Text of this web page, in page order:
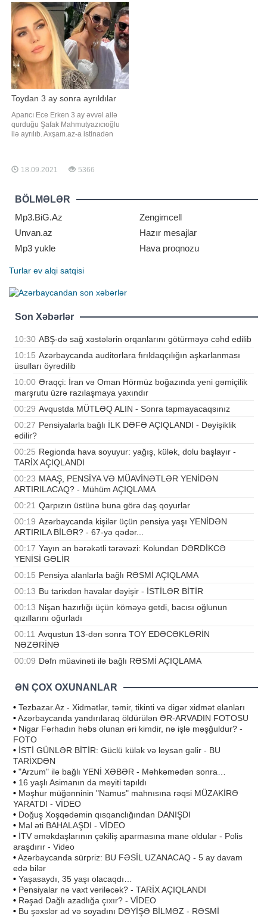
aşkarlanıb. Müalicəsi davam
etdirilir. Süni koma vəziyyətində
saxlanılır"
Toydan 3 ay sonra ayrıldılar
Aparıcı Ece Erken 3 ay əvvəl ailə
qurduğu Şafak Mahmutyazıcıoğlu
ilə ayrılıb. Axşam.az-a istinadən
dəyişdirib. İyunda vəkil sevgilisi ilə
bu addım
18.09.2021 5366
BÖLMƏLƏR
Mp3.BiG.Az
Zengimcell
Unvan.az
Hazır mesajlar
Mp3 yukle
Hava proqnozu
Turlar ev alqi satqisi
Son Xəbərlər
10:30 ABŞ-də sağ xəstələrin orqanlarını götürməyə cəhd edilib
10:15 Azərbaycanda auditorlara fırıldaqçılığın aşkarlanması
üsulları öyrədilib
10:00 Əraqçi: İran və Oman Hörmüz boğazında yeni gəmiçilik
marşrutu üzrə razılaşmaya yaxındır
00:29 Avqustda MÜTLƏQ ALIN - Sonra tapmayacaqsınız
00:27 Pensiyalarla bağlı İLK DƏFƏ AÇIQLANDI - Dəyişiklik
edilir?
00:25 Regionda hava soyuyur: yağış, külək, dolu başlayır -
TARİX AÇIQLANDI
00:23 MAAŞ, PENSİYA VƏ MÜAVİNƏTLƏR YENİDƏN
ARTIRILACAQ? - Mühüm AÇIQLAMA
00:21 Qarpızın üstünə buna görə daş qoyurlar
00:19 Azərbaycanda kişilər üçün pensiya yaşı YENİDƏN
ARTIRILA BİLƏR? - 67-yə qədər...
00:17 Yayın ən bərəkətli tərəvəzi: Kolundan DƏRDİKCƏ
YENİSİ GƏLİR
00:15 Pensiya alanlarla bağlı RƏSMİ AÇIQLAMA
00:13 Bu tarixdən havalar dəyişir - İSTİLƏR BİTİR
00:13 Nişan hazırlığı üçün köməyə getdi, bacısı oğlunun
qızıllarını oğurladı
00:11 Avqustun 13-dən sonra TOY EDƏCƏKLƏRİN
NƏZƏRİNƏ
00:09 Dəfn müavinəti ilə bağlı RƏSMİ AÇIQLAMA
ƏN ÇOX OXUNANLAR
• Tezbazar.Az - Xidmətlər, təmir, tikinti və digər xidmət elanları
•Azərbaycanda yandırılaraq öldürülən ƏR-ARVADIN FOTOSU
• Nigar Fərhadın həbs olunan əri kimdir, nə işlə məşğuldur? -
FOTO
• İSTİ GÜNLƏR BİTİR: Güclü külək və leysan gəlir - BU
TARİXDƏN
• "Arzum" ilə bağlı YENİ XƏBƏR - Məhkəmədən sonra…
• 16 yaşlı Asimanın da meyiti tapıldı
• Məşhur müğənninin "Namus" mahnısına rəqsi MÜZAKİRƏ
YARATDI - VİDEO
• Doğuş Xoşqədəmin qısqanclığından DANIŞDI
• Mal əti BAHALAŞDI - VİDEO
• İTV əməkdaşlarının çəkiliş aparmasına mane oldular - Polis
araşdırır - Video
•Azərbaycanda sürpriz: BU FƏSİL UZANACAQ - 5 ay davam
edə bilər
• Yaşasaydı, 35 yaşı olacaqdı…
• Pensiyalar nə vaxt veriləcək? - TARİX AÇIQLANDI
• Rəşad Dağlı azadlığa çıxır? - VİDEO
• Bu şəxslər ad və soyadını DƏYİŞƏ BİLMƏZ - RƏSMİ